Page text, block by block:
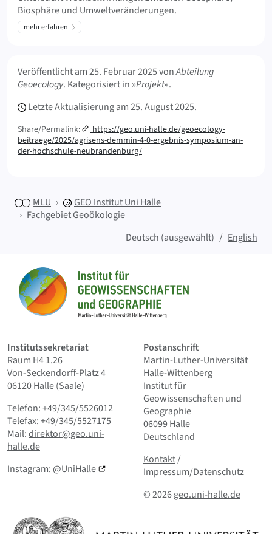
Biosphäre und Umweltveränderungen.
mehr erfahren
Veröffentlicht am25. Februar 2025vonAbteilung
Geoecology. Kategorisiert in »Projekt«.
Letzte Aktualisierung am25. August 2025.
Share/Permalink:
https://geo.uni-halle.de/geoecology-
beitraege/2025/agrisens-demmin-4-0-ergebnis-symposium-an-
der-hochschule-neubrandenburg/
MLU GEO Institut Uni Halle
Fachgebiet Geoökologie
Deutsch (ausgewählt)
English
Startseite
Institutssekretariat
Raum H4 1.26
Von-Seckendorff-Platz 4
06120 Halle (Saale)
Telefon: +49/345/5526012
Telefax: +49/345/5527175
Mail:direktor@geo.uni-
halle.de
Instagram:@UniHalle
Postanschrift
Martin-Luther-Universität
Halle-Wittenberg
Institut für
Geowissenschaften und
Geographie
06099 Halle
Deutschland
Kontaktund Kleingedrucktes
Kontakt/
Impressum/Datenschutz
© 2026geo.uni-halle.de